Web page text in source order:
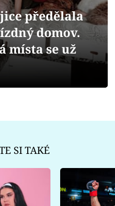
předělala
domov.
místa se už
SI TAKÉ